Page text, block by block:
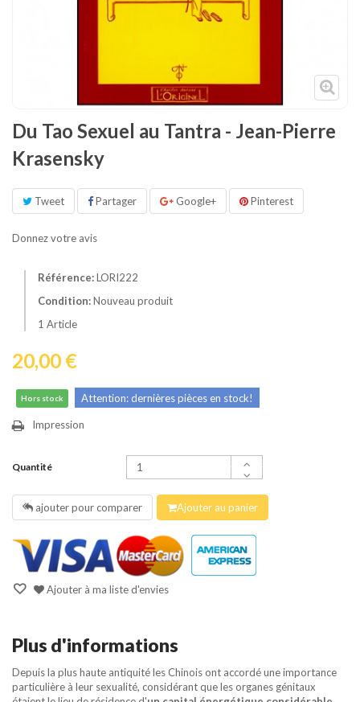
Décoration
Du Tao Sexuel au Tantra - Jean-Pierre
Krasensky
Tweet Partager Google+ Pinterest
Donnez votre avis
Référence:LORI222
Condition:Nouveau produit
1 Article
20,00 €
Hors stock Attention: dernières pièces en stock!
Impression
Quantité
ajouter pour comparer Ajouter au panier
Ajouter à ma liste d'envies
Plus d'informations
Depuis la plus haute antiquité les Chinois ont accordé une importance
particulière à leur sexualité, considérant que les organes génitaux